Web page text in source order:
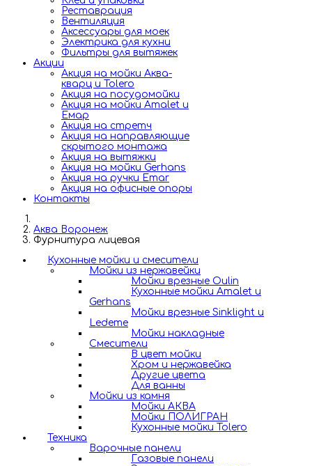
Реставрация
Вентиляция
Аксессуары для моек
Электрика для кухни
Фильтры для вытяжек
Акции
Акция на мойки Аква-
кварц и Tolero
Акция на посудомойки
Акция на мойки Amalet и
Емар
Акция на стретч
Акция на направляющие
скрытого монтажа
Акция на вытяжки
Акция на мойки Gerhans
Акция на ручки Emar
Акция на офисные опоры
Контакты
Аква Воронеж
Фурнитура лицевая
Кухонные мойки и смесители
Мойки из нержавейки
Мойки врезные Oulin
Кухонные мойки Amalet и
Gerhans
Мойки врезные Sinklight и
Ledeme
Мойки накладные
Смесители
В цвет мойки
Хром и нержавейка
Другие цвета
Для ванны
Мойки из камня
Мойки АКВА
Мойки ПОЛИГРАН
Кухонные мойки Tolero
Техника
Варочные панели
Газовые панели